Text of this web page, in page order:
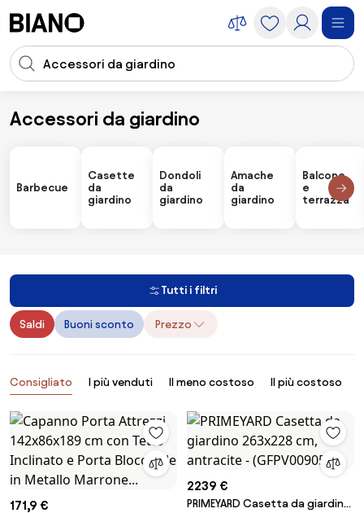
Input della ricerca
Accessori da giardino
Accessori Accessori da giardino
Barbecue
Casette
da
giardino
Dondoli
da
giardino
Amache
da
giardino
Balcone
e
terrazza
Tutti i filtri
Saldi Buoni sconto Prezzo
Prodotti
Consigliato I più venduti Il meno costoso Il più costoso
171,9 €
2239 €
PRIMEYARD Casetta da giardino